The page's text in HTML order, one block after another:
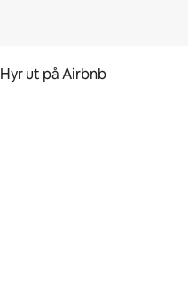
Hyr ut på Airbnb